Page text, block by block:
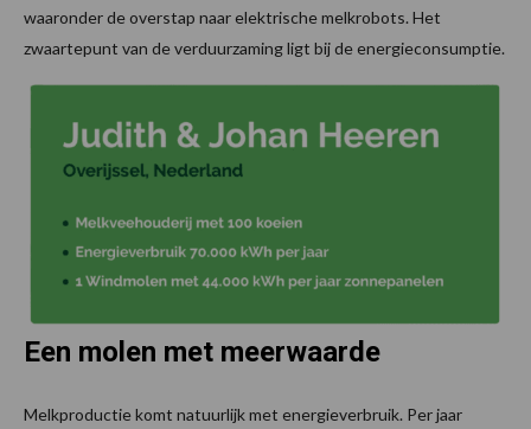
waaronder de overstap naar elektrische melkrobots. Het
zwaartepunt van de verduurzaming ligt bij de energieconsumptie.
Een molen met meerwaarde
Melkproductie komt natuurlijk met energieverbruik. Per jaar